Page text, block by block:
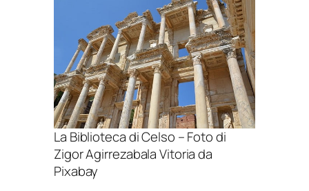
La Biblioteca di Celso – Foto di
Zigor Agirrezabala Vitoria da
Pixabay